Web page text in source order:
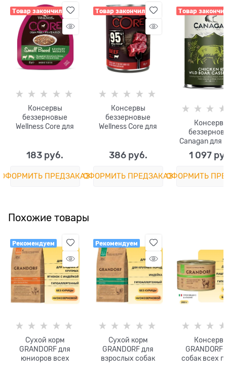
Товар закончился
Консервы
беззерновые
Wellness Core для
олениной и
овощами Small
Breed Savoury
Medleys Lamb,
183 руб.
ОФОРМИТЬ ПРЕДЗАКАЗ
Товар закончился
Консервы
беззерновые
Wellness Core для
Beef with Broccoli
386 руб.
ОФОРМИТЬ ПРЕДЗАКАЗ
Товар
Canagan для
тушеная
дикий
Casserole
1 097
ОФОРМИТЬ
Похожие товары
Рекомендуем
Сухой корм
GRANDORF для
юниоров всех
Рекомендуем
Сухой корм
GRANDORF для
взрослых собак
GRANDORF
собак всех